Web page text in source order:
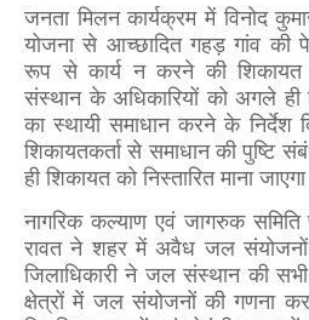
जनता मिलन कार्यक्रम में विनोद
योजना से आच्छादित गहड़ गांव की
रूप से कार्य न करने की शिकायत
संस्थान के अधिकारियों को अगले
का स्थायी समाधान करने के निर्देश
शिकायतकर्ता से समाधान की पुष्टि
ही शिकायत को निस्तारित माना
नागरिक कल्याण एवं जागरुक समिति
रावत ने शहर में अवैध जल
जिलाधिकारी ने जल संस्थान की
क्षेत्रों में जल संयोजनों की गणना